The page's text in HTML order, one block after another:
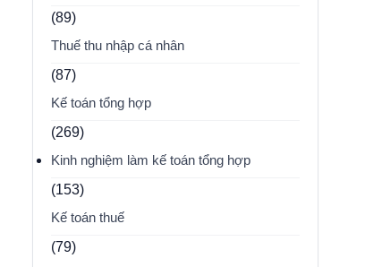
(89)
Thuế thu nhập cá nhân
(87)
Kế toán tổng hợp
(269)
Kinh nghiệm làm kế toán tổng hợp
(153)
Kế toán thuế
(79)